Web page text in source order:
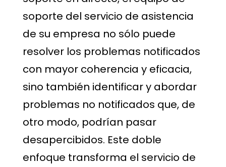
soporte del servicio de asistencia
de su empresa no sólo puede
resolver los problemas notificados
con mayor coherencia y eficacia,
sino también identificar y abordar
problemas no notificados que, de
otro modo, podrían pasar
desapercibidos. Este doble
enfoque transforma el servicio de